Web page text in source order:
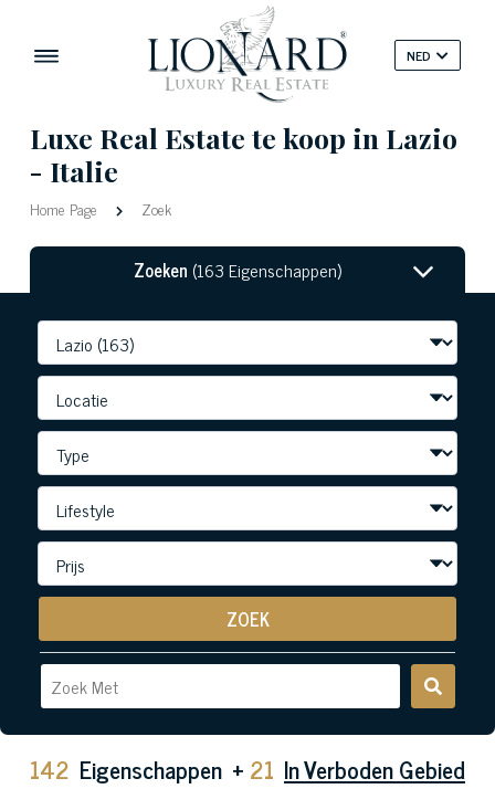
NED
Luxe Real Estate te koop in Lazio
- Italie
Home Page Zoek
Zoeken (163 Eigenschappen)
ZOEK
142 Eigenschappen + 21 In Verboden Gebied